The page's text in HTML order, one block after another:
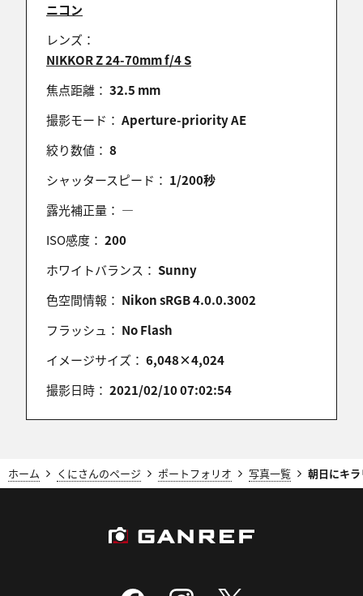
ありがとうございます。
3回目にしてやっと朝日と一緒に撮れました。
2021/02/10 20:14:44
NEONEOさん
ご指摘ありがとうございます。
ほかのページも順次直しておきます。
つです。
春分の日あたりは、ほとんど線路の方向から朝日が
2021/02/10 20:00:34
ニコン
レンズ：
NIKKOR Z 24-70mm f/4 S
焦点距離： 32.5 mm
撮影モード： Aperture-priority AE
絞り数値： 8
シャッタースピード： 1/200秒
露光補正量： ―
ISO感度： 200
ホワイトバランス： Sunny
色空間情報： Nikon sRGB 4.0.0.3002
フラッシュ： No Flash
イメージサイズ： 6,048×4,024
撮影日時： 2021/02/10 07:02:54
ホーム くにさんのページ ポートフォリオ 写真一覧 朝日にキ